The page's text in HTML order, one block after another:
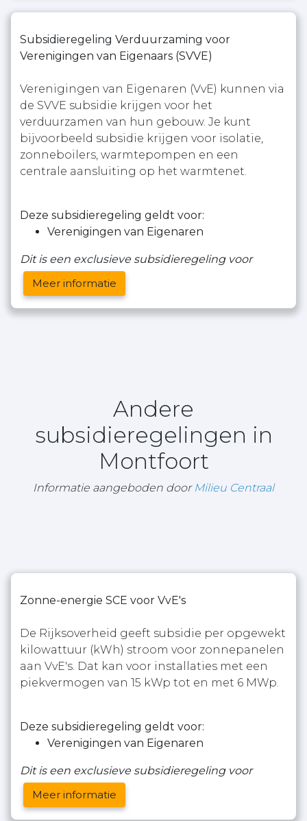
Subsidieregeling Verduurzaming voor
Verenigingen van Eigenaars (SVVE)
Verenigingen van Eigenaren (VvE) kunnen via
de SVVE subsidie krijgen voor het
verduurzamen van hun gebouw. Je kunt
bijvoorbeeld subsidie krijgen voor isolatie,
zonneboilers, warmtepompen en een
centrale aansluiting op het warmtenet.
Deze subsidieregeling geldt voor:
Verenigingen van Eigenaren
Dit is een exclusieve subsidieregeling voor
Meer informatie
Andere
subsidieregelingen in
Montfoort
Informatie aangeboden door Milieu Centraal
Zonne-energie SCE voor VvE's
De Rijksoverheid geeft subsidie per opgewekt
kilowattuur (kWh) stroom voor zonnepanelen
aan VvE's. Dat kan voor installaties met een
piekvermogen van 15 kWp tot en met 6 MWp.
Deze subsidieregeling geldt voor:
Verenigingen van Eigenaren
Dit is een exclusieve subsidieregeling voor
Meer informatie